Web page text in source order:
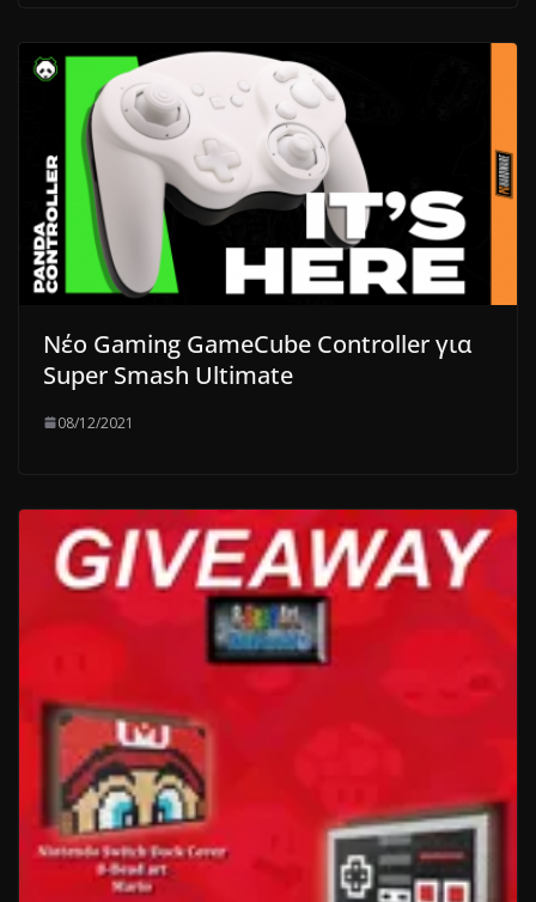
Νέο Gaming GameCube Controller για
Super Smash Ultimate
08/12/2021